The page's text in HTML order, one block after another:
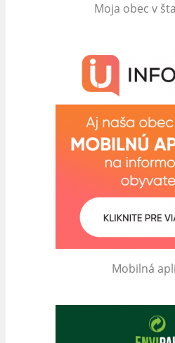
Moja obec v
Mobilná